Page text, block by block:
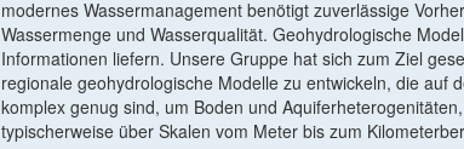
modernes Wassermanagement benötigt zuverlässige
Wassermenge und Wasserqualität. Geohydrologische
Informationen liefern. Unsere Gruppe hat sich zum Ziel
regionale geohydrologische Modelle zu entwickeln, die auf
komplex genug sind, um Boden und
typischerweise über Skalen vom Meter bis zum